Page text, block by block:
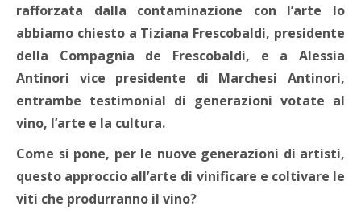
rafforzata dalla contaminazione con l’arte lo
abbiamo chiesto a Tiziana Frescobaldi, presidente
della Compagnia de Frescobaldi, e a Alessia
Antinori vice presidente di Marchesi Antinori,
entrambe testimonial di generazioni votate al
vino, l’arte e la cultura.
Come si pone, per le nuove generazioni di artisti,
questo approccio all’arte di vinificare e coltivare le
viti che produrranno il vino?